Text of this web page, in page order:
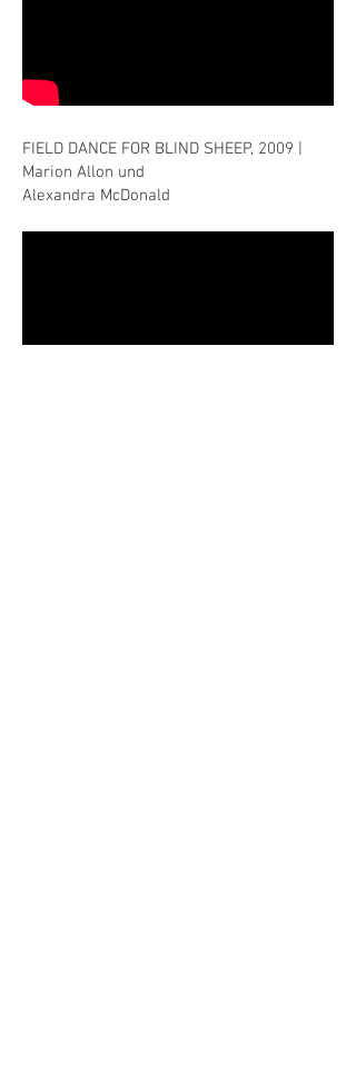
FIELD DANCE FOR BLIND SHEEP, 2009 |
Marion Allon und
Alexandra McDonald